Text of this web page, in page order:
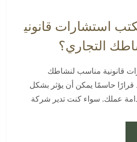
استشارات قانوني
التجاري؟
قانونية مناسب لنشاطك
قرارًا حاسمًا يمكن أن يؤثر بشكل
عملك. سواء كنت تدير شركة